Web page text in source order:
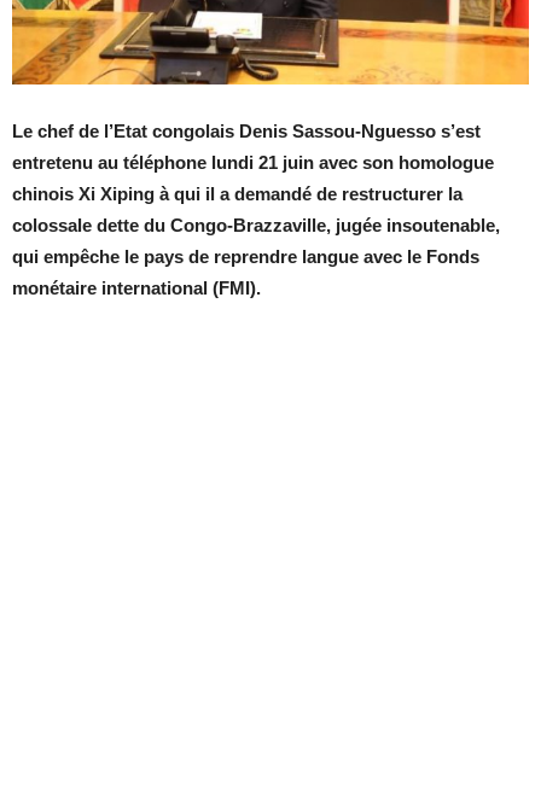
Le chef de l’Etat congolais Denis Sassou-Nguesso s’est
entretenu au téléphone lundi 21 juin avec son homologue
chinois Xi Xiping à qui il a demandé de restructurer la
colossale dette du Congo-Brazzaville, jugée insoutenable,
qui empêche le pays de reprendre langue avec le Fonds
monétaire international (FMI).